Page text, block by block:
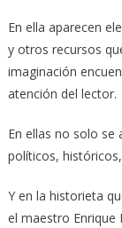
En ella aparecen
y otros recursos
imaginación
atención del lector.
En ellas no solo se
políticos,
Y en la historieta
el maestro Enrique